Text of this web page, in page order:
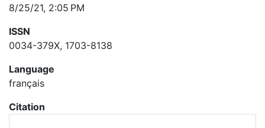
8/25/21, 2:05 PM
ISSN
0034-379X, 1703-8138
Language
français
Citation